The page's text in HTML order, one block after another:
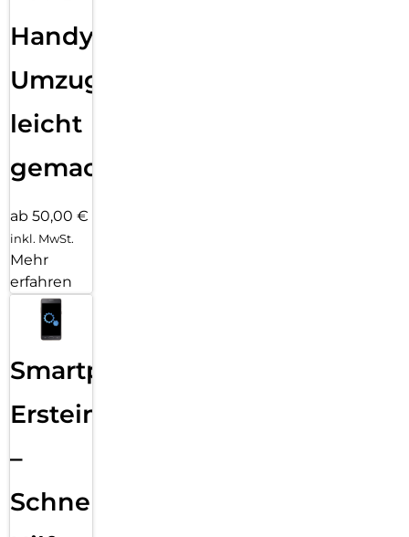
Handy
Umzug
leicht
gemacht!
ab 50,00 €
inkl. MwSt.
Mehr
erfahren
Smartphone
Ersteinrichtung
–
Schnelle